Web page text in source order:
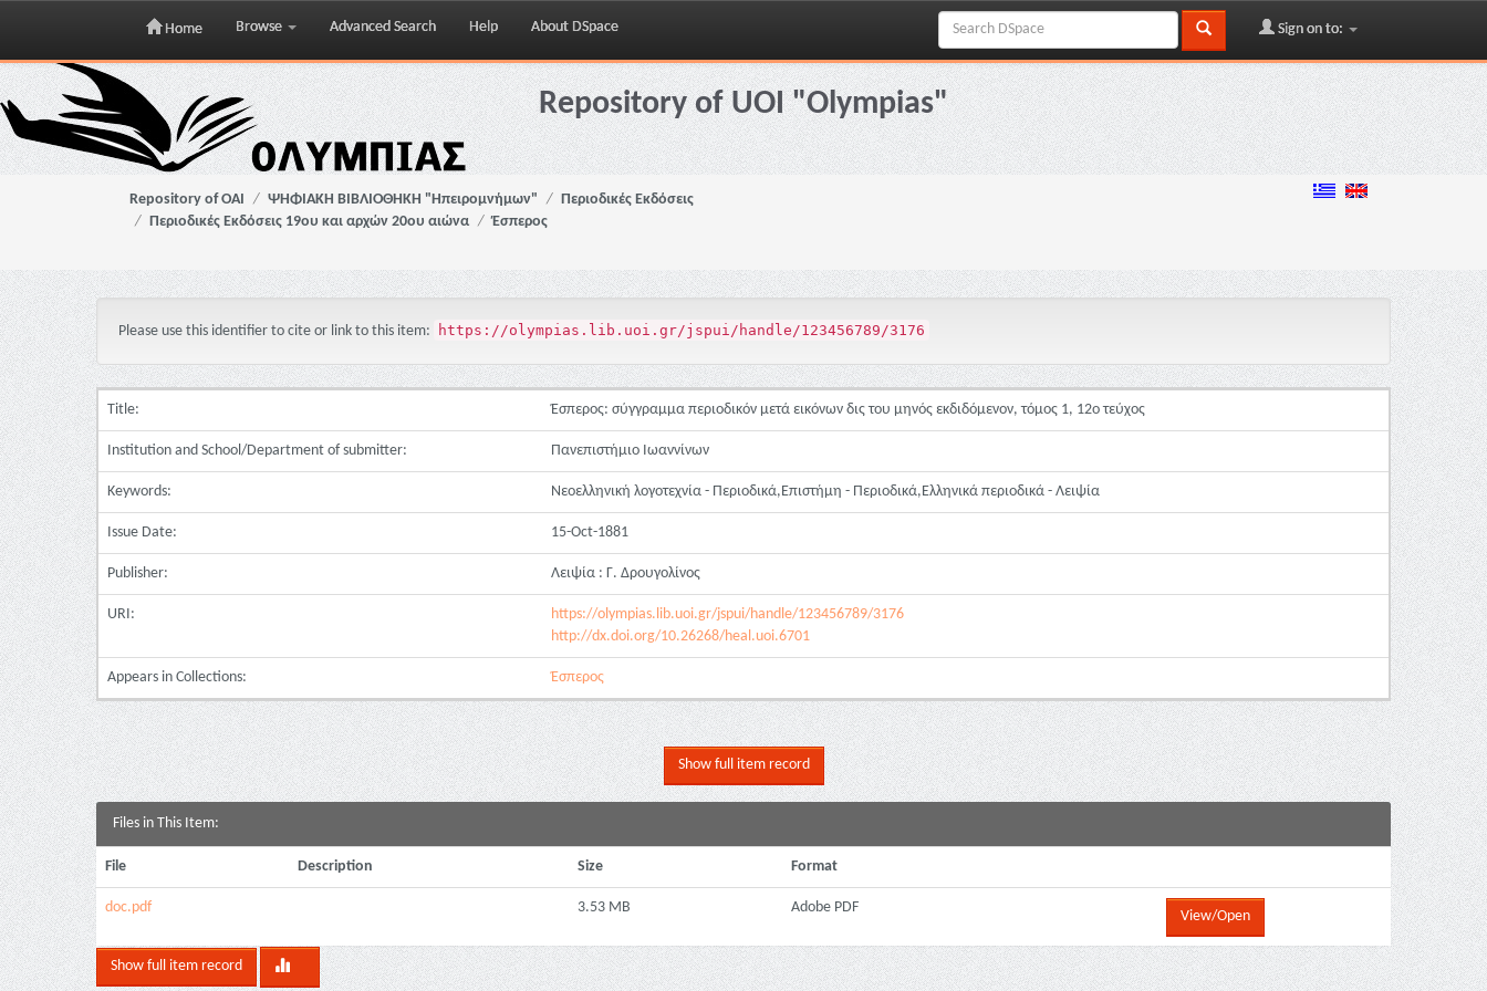
Skip
navigation
Home Browse Advanced Search Help About DSpace Sign on to:
Repository of UOI "Olympias"
Repository of OAI ΨΗΦΙΑΚΗ ΒΙΒΛΙΟΘΗΚΗ "Ηπειρομνήμων"
Περιοδικές Εκδόσεις
Περιοδικές Εκδόσεις 19ου και αρχών 20ου αιώνα
Έσπερος
Please use this identifier to cite or link to this item: https://olympias.lib.uoi.gr/jspui/handle/123456789/3176
Title: Έσπερος: σύγγραμμα περιοδικόν μετά εικόνων δις του μηνός εκδιδόμενον, τόμος 1, 12ο τεύχος
Institution and School/Department of submitter: Πανεπιστήμιο Ιωαννίνων
Keywords: Νεοελληνική λογοτεχνία - Περιοδικά,Επιστήμη - Περιοδικά,Ελληνικά περιοδικά - Λειψία
Issue Date: 15-Oct-1881
Publisher: Λειψία : Γ. Δρουγολίνος
URI:
https://olympias.lib.uoi.gr/jspui/handle/123456789/3176
http://dx.doi.org/10.26268/heal.uoi.6701
Appears in Collections: Έσπερος
Show full item record
Files in This Item:
File Description Size Format
doc.pdf 3.53 MB Adobe PDF
View/Open
Show full item record